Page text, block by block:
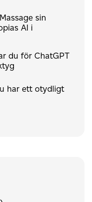
sin
AI i
du för ChatGPT
har ett otydligt